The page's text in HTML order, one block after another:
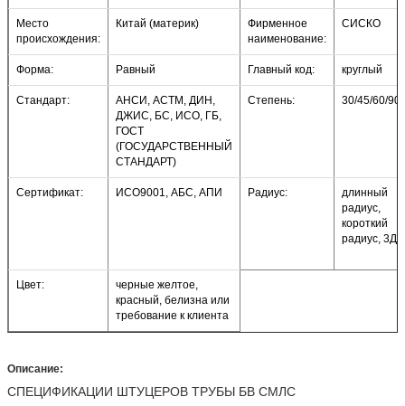
Место
происхождения:
Китай (материк)
Фирменное
наименование:
СИСКО
Форма: Равный Главный код: круглый
Стандарт:
АНСИ, АСТМ, ДИН,
ДЖИС, БС, ИСО, ГБ,
ГОСТ
(ГОСУДАРСТВЕННЫЙ
СТАНДАРТ)
Степень: 30/45/60/
Сертификат: ИСО9001, АБС, АПИ Радиус:
длинный
радиус,
короткий
радиус, 3Д,
Цвет:
черные желтое,
красный, белизна или
требование к клиента
Описание:
СПЕЦИФИКАЦИИ ШТУЦЕРОВ ТРУБЫ БВ СМЛС